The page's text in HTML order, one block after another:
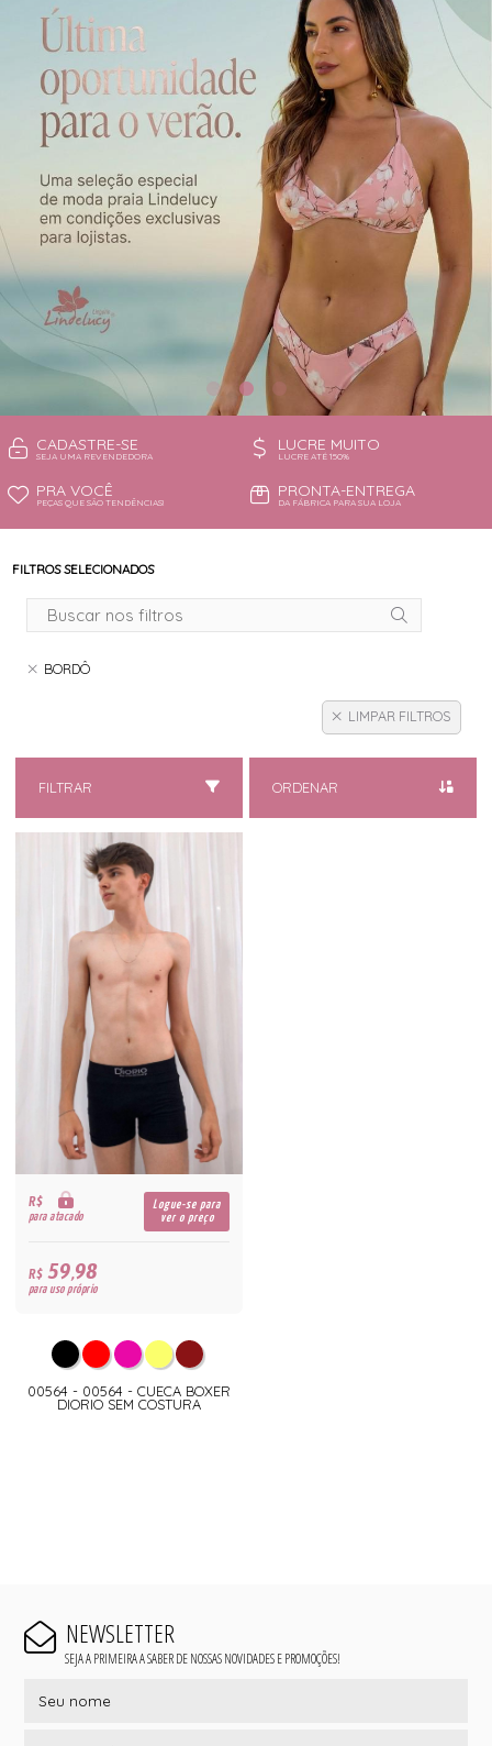
CONJUNTO
CONJUNTO BIQUÍNI
PIJAMA DE VERÃO
ROBE
TOP
TODOS DE OUTLET
CADASTRE-SE
SEJA UMA REVENDEDORA
LUCRE MUITO
LUCRE ATÉ 150%
PRA VOCÊ
PEÇAS QUE SÃO TENDÊNCIAS!
PRONTA-ENTREGA
DA FÁBRICA PARA SUA LOJA
FILTROS SELECIONADOS
BORDÔ
LIMPAR FILTROS
FILTRAR ORDENAR
R$
para atacado
Logue-se para
ver o preço
R$59,98
para uso próprio
00564 - 00564 - CUECA BOXER
DIORIO SEM COSTURA
NEWSLETTER
SEJA A PRIMEIRA A SABER DE NOSSAS NOVIDADES E PROMOÇÕES!